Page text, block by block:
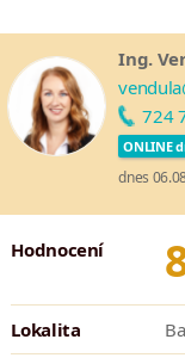
jedinečné veřejné
bar CasCades,
bazén s
knihovna.
Viceroy BaliViceroy
malými autentickými
kavárnami.
Ing.
724
ONLINE
dnes
Hodnocení
Lokalita